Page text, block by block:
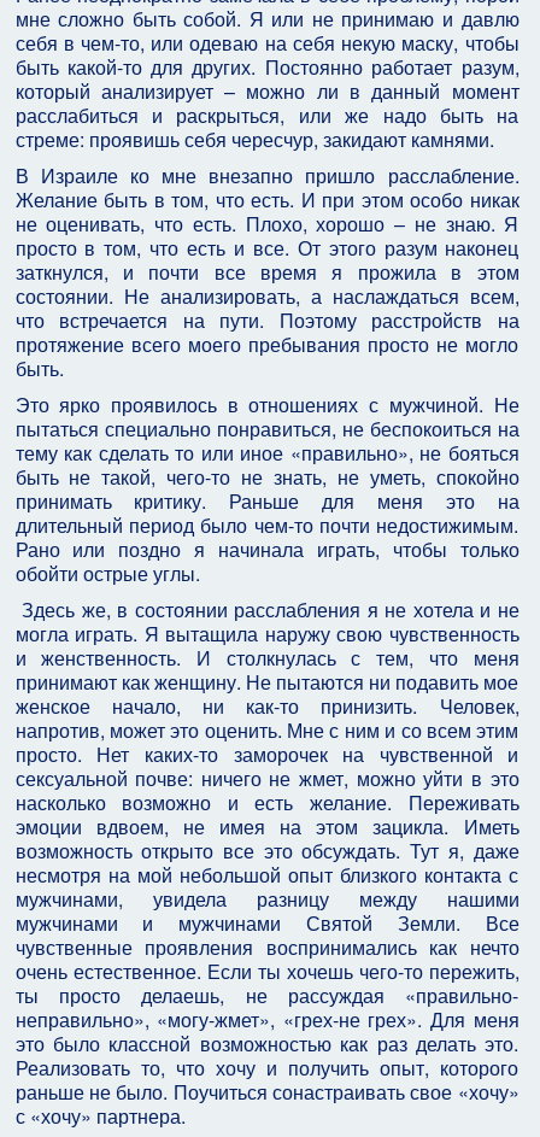
мне сложно быть собой. Я или не принимаю и давлю
себя в чем-то, или одеваю на себя некую маску, чтобы
быть какой-то для других. Постоянно работает разум,
который анализирует – можно ли в данный момент
расслабиться и раскрыться, или же надо быть на
стреме: проявишь себя чересчур, закидают камнями.
В Израиле ко мне внезапно пришло расслабление.
Желание быть в том, что есть. И при этом особо никак
не оценивать, что есть. Плохо, хорошо – не знаю. Я
просто в том, что есть и все. От этого разум наконец
заткнулся, и почти все время я прожила в этом
состоянии. Не анализировать, а наслаждаться всем,
что встречается на пути. Поэтому расстройств на
протяжение всего моего пребывания просто не могло
быть.
Это ярко проявилось в отношениях с мужчиной. Не
пытаться специально понравиться, не беспокоиться на
тему как сделать то или иное «правильно», не бояться
быть не такой, чего-то не знать, не уметь, спокойно
принимать критику. Раньше для меня это на
длительный период было чем-то почти недостижимым.
Рано или поздно я начинала играть, чтобы только
обойти острые углы.
Здесь же, в состоянии расслабления я не хотела и не
могла играть. Я вытащила наружу свою чувственность
и женственность. И столкнулась с тем, что меня
принимают как женщину. Не пытаются ни подавить мое
женское начало, ни как-то принизить. Человек,
напротив, может это оценить. Мне с ним и со всем этим
просто. Нет каких-то заморочек на чувственной и
сексуальной почве: ничего не жмет, можно уйти в это
насколько возможно и есть желание. Переживать
эмоции вдвоем, не имея на этом зацикла. Иметь
возможность открыто все это обсуждать. Тут я, даже
несмотря на мой небольшой опыт близкого контакта с
мужчинами, увидела разницу между нашими
мужчинами и мужчинами Святой Земли. Все
чувственные проявления воспринимались как нечто
очень естественное. Если ты хочешь чего-то пережить,
ты просто делаешь, не рассуждая «правильно-
неправильно», «могу-жмет», «грех-не грех». Для меня
это было классной возможностью как раз делать это.
Реализовать то, что хочу и получить опыт, которого
раньше не было. Поучиться сонастраивать свое «хочу»
с «хочу» партнера.